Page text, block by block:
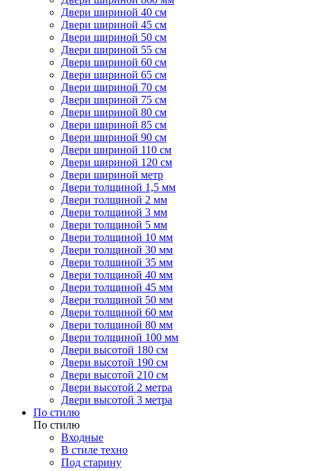
Двери шириной 40 см
Двери шириной 45 см
Двери шириной 50 см
Двери шириной 55 см
Двери шириной 60 см
Двери шириной 65 см
Двери шириной 70 см
Двери шириной 75 см
Двери шириной 80 см
Двери шириной 85 см
Двери шириной 90 см
Двери шириной 110 см
Двери шириной 120 см
Двери шириной метр
Двери толщиной 1,5 мм
Двери толщиной 2 мм
Двери толщиной 3 мм
Двери толщиной 5 мм
Двери толщиной 10 мм
Двери толщиной 30 мм
Двери толщиной 35 мм
Двери толщиной 40 мм
Двери толщиной 45 мм
Двери толщиной 50 мм
Двери толщиной 60 мм
Двери толщиной 80 мм
Двери толщиной 100 мм
Двери высотой 180 см
Двери высотой 190 см
Двери высотой 210 см
Двери высотой 2 метра
Двери высотой 3 метра
По стилю
По стилю
Входные
В стиле техно
Под старину